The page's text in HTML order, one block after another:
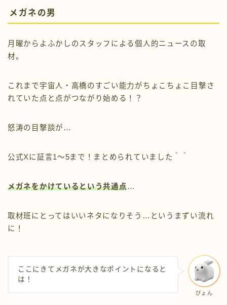
メガネの男
月曜からよふかしのスタッフによる個人的ニュースの取
材。
これまで宇宙人・高橋のすごい能力がちょこちょこ目撃さ
れていた点と点がつながり始める！？
怒涛の目撃談が…
公式Xに証言1〜5まで！まとめられていました＾＾
メガネをかけているという共通点…
取材班にとってはいいネタになりそう…というまずい流れ
に！
ぴょん
ここにきてメガネが大きなポイントになると
は！